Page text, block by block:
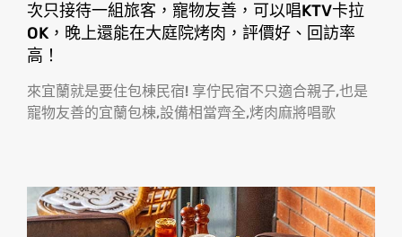
次只接待一組旅客，寵物友善，可以唱KTV卡拉
OK，晚上還能在大庭院烤肉，評價好、回訪率
高！
來宜蘭就是要住包棟民宿! 享佇民宿不只適合親子,也是
寵物友善的宜蘭包棟,設備相當齊全,烤肉麻將唱歌